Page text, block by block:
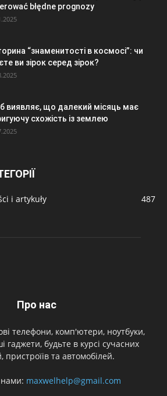
błędne prognozy
“знаменитості в космосі”: чи
ви зірок серед зірок?
виявляє, що далекий місяць має
схожість із землею
i artykuły 487
Про нас
телефони, комп'ютери, ноутбуки,
гаджети, будьте в курсі сучасних
пристроїів та автомобілей.
нами: maxwelhelp@gmail.com